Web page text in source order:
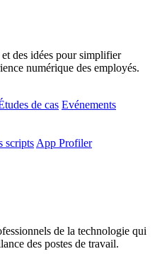
des idées pour simplifier
numérique des employés.
de cas Evénements
scripts App Profiler
de la technologie qui
des postes de travail.